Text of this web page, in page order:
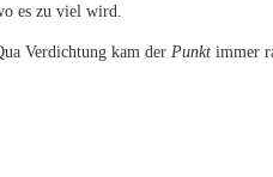
es zu viel wird.
Verdichtung kam der Punkt immer